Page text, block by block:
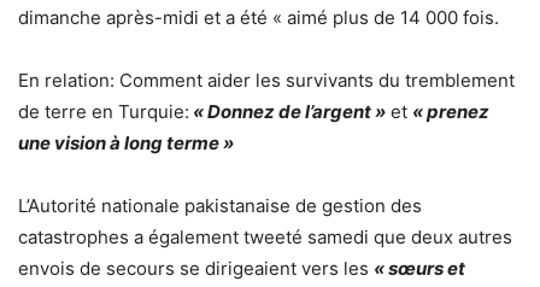
dimanche après-midi et a été « aimé plus de 14 000 fois.
En relation: Comment aider les survivants du tremblement
de terre en Turquie: « Donnez de l’argent » et « prenez
une vision à long terme »
L’Autorité nationale pakistanaise de gestion des
catastrophes a également tweeté samedi que deux autres
envois de secours se dirigeaient vers les « sœurs et